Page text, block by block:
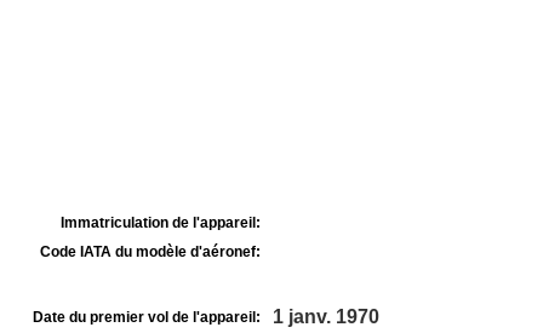
Immatriculation de l'appareil:
Code IATA du modèle d'aéronef:
Date du premier vol de l'appareil: 1 janv. 1970